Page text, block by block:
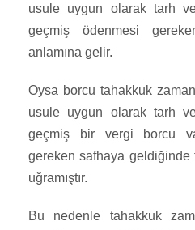
usule uygun olarak tarh
geçmiş ödenmesi
anlamına gelir.
Oysa borcu tahakkuk
usule uygun olarak tarh
geçmiş bir vergi borcu
gereken safhaya geldiğinde
uğramıştır.
Bu nedenle tahakkuk